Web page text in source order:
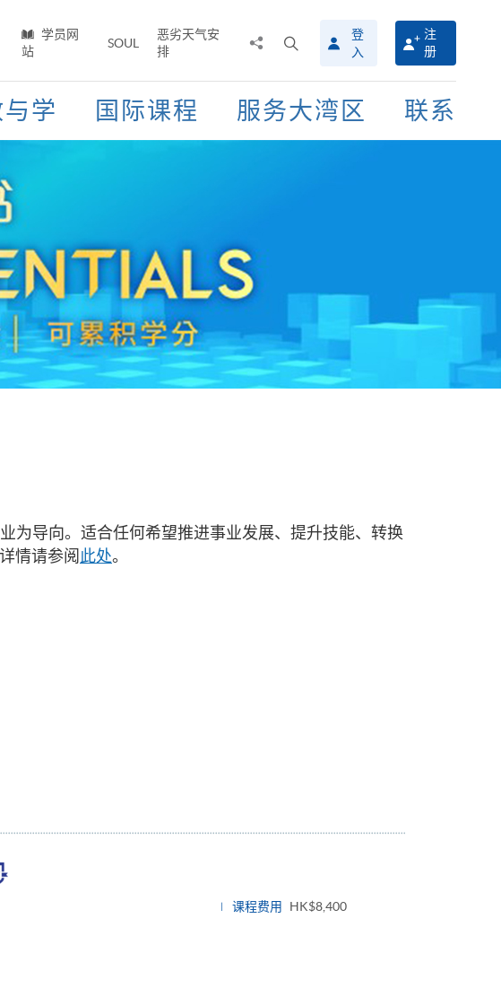
学员网
站
SOUL
恶劣天气安
排
搜
寻
介
面
登
入
注
册
学 国际课程 服务大湾区 联系
为导向。适合任何希望推进事业发展、提升技能、转换
情请参阅此处。
课程费用 HK$8,400